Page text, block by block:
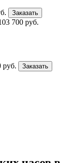
Заказать
700 руб.
руб. Заказать